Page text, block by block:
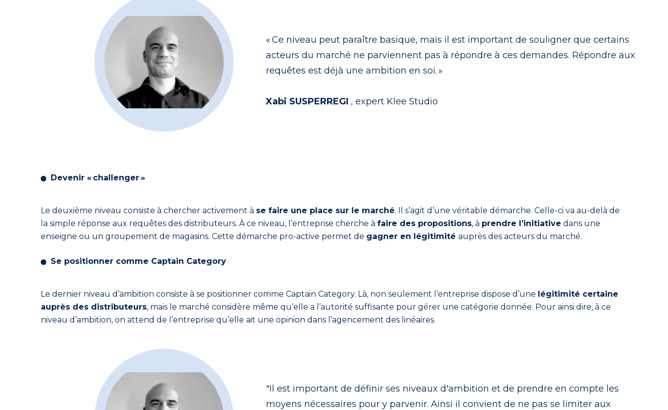
« Ce niveau peut paraître basique, mais il est important de souligner que certains
acteurs du marché ne parviennent pas à répondre à ces demandes. Répondre aux
requêtes est déjà une ambition en soi. »
Xabi SUSPERREGI , expert Klee Studio
Devenir « challenger »
Le deuxième niveau consiste à chercher activement à se faire une place sur le marché. Il s’agit d’une véritable démarche. Celle-ci va au-delà de
la simple réponse aux requêtes des distributeurs. À ce niveau, l’entreprise cherche à faire des propositions, à prendre l’initiative dans une
enseigne ou un groupement de magasins. Cette démarche pro-active permet de gagner en légitimité auprès des acteurs du marché.
Se positionner comme Captain Category
Le dernier niveau d’ambition consiste à se positionner comme Captain Category. Là, non seulement l’entreprise dispose d’une légitimité certaine
auprès des distributeurs, mais le marché considère même qu’elle a l’autorité suffisante pour gérer une catégorie donnée. Pour ainsi dire, à ce
niveau d’ambition, on attend de l’entreprise qu’elle ait une opinion dans l’agencement des linéaires.
"Il est important de définir ses niveaux d'ambition et de prendre en compte les
moyens nécessaires pour y parvenir. Ainsi il convient de ne pas se limiter aux